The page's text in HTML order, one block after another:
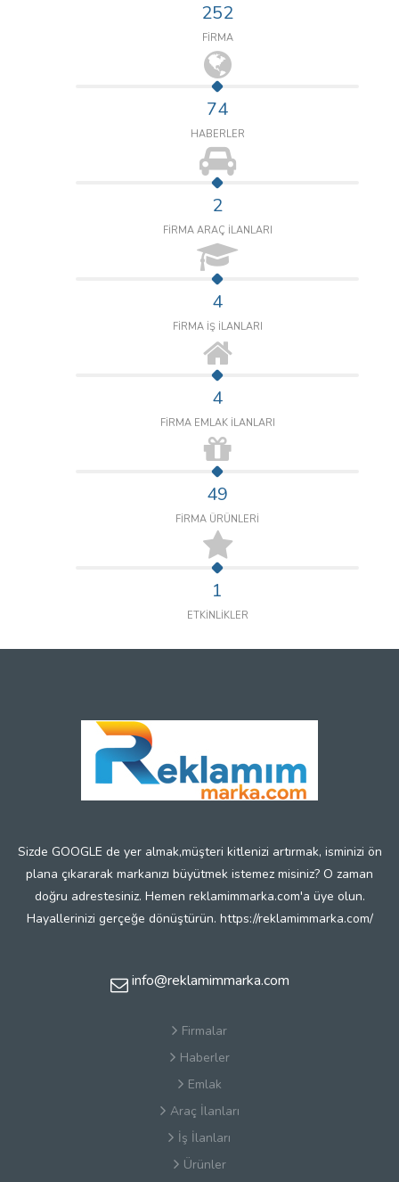
252
FİRMA
74
HABERLER
2
FİRMA ARAÇ İLANLARI
4
FİRMA İŞ İLANLARI
4
FİRMA EMLAK İLANLARI
49
FİRMA ÜRÜNLERİ
1
ETKİNLİKLER
Sizde GOOGLE de yer almak,müşteri kitlenizi artırmak, isminizi ön
plana çıkararak markanızı büyütmek istemez misiniz? O zaman
doğru adrestesiniz. Hemen reklamimmarka.com'a üye olun.
Hayallerinizi gerçeğe dönüştürün. https://reklamimmarka.com/
info@reklamimmarka.com
Firmalar
Haberler
Emlak
Araç İlanları
İş İlanları
Ürünler